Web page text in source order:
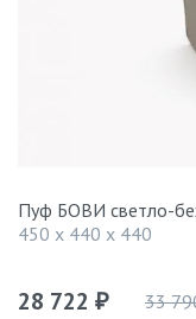
Пуф БОВИ светло-
450 x 440 x 440
28 722 ₽ 33